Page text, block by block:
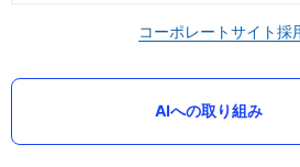
コーポレートサイト採
AIへの取り組み